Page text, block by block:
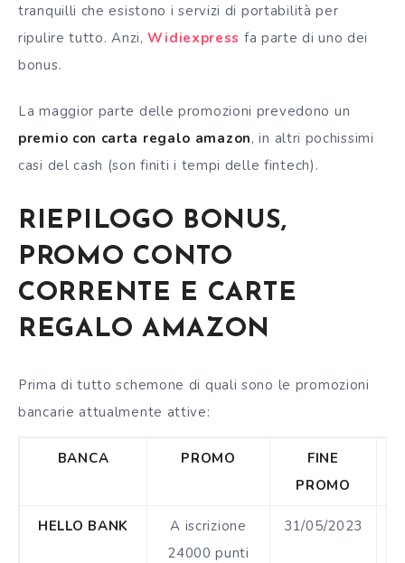
tranquilli che esistono i servizi di portabilità per
ripulire tutto. Anzi,Widiexpress fa parte di uno dei
bonus.
La maggior parte delle promozioni prevedono un
premio con carta regalo amazon, in altri pochissimi
casi del cash (son finiti i tempi delle fintech).
RIEPILOGO BONUS,
PROMO CONTO
CORRENTE E CARTE
REGALO AMAZON
Prima di tutto schemone di quali sono le promozioni
bancarie attualmente attive:
BANCA PROMO
FINE
PROMO
HELLO BANK
A iscrizione
24000 punti
31/05/2023